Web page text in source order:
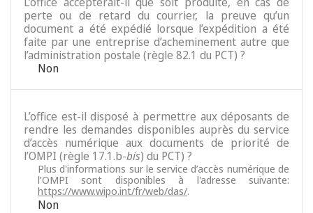
perte ou de retard du courrier, la preuve qu’un
document a été expédié lorsque l’expédition a été
faite par une entreprise d’acheminement autre que
l’administration postale (règle 82.1 du PCT) ?
Non
L’office est-il disposé à permettre aux déposants de
rendre les demandes disponibles auprès du service
d’accès numérique aux documents de priorité de
l’OMPI (règle 17.1.b-bis) du PCT) ?
Plus d'informations sur le service d’accès numérique de
l’OMPI sont disponibles à l'adresse suivante:
https://www.wipo.int/fr/web/das/.
Non